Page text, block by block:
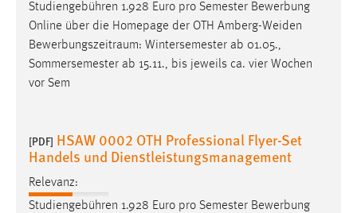
Studiengebühren 1.928 Euro pro Semester Bewerbung
Online über die Homepage der OTH Amberg-Weiden
Bewerbungszeitraum: Wintersemester ab 01.05.,
Sommersemester ab 15.11., bis jeweils ca. vier Wochen
vor Sem
[PDF] HSAW 0002 OTH Professional Flyer-Set
Handels und Dienstleistungsmanagement
Relevanz:
Studiengebühren 1.928 Euro pro Semester Bewerbung